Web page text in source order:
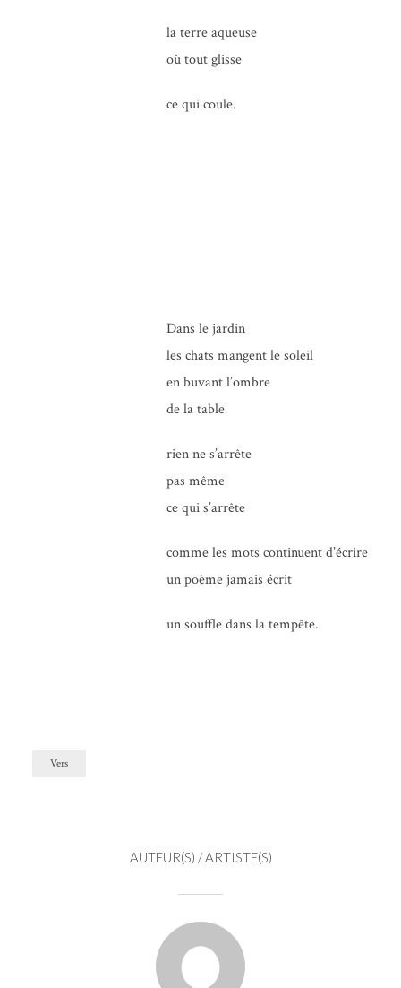
poèmes)
la terre aqueuse
où tout glisse
ce qui coule.
Dans le jardin
les chats mangent le soleil
en buvant l’ombre
de la table
rien ne s’arrête
pas même
ce qui s’arrête
comme les mots conti­nuent d’écrire
un poème jamais écrit
un souffle dans la tempête.
Vers
AUTEUR(S) / ARTISTE(S)